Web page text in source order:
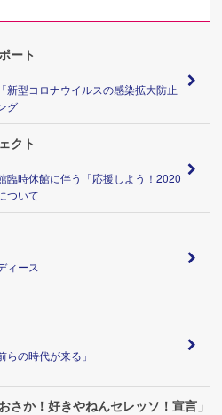
ート
新型コロナウイルスの感染拡大防止
グ
クト
臨時休館に伴う「応援しよう！2020
ついて
ィース
らの時代が来る」
さか！好きやねんセレッソ！宣言」